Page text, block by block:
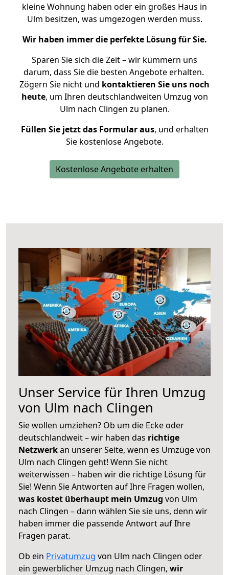
kleine Wohnung haben oder ein großes Haus in
Ulm besitzen, was umgezogen werden muss.
Wir haben immer die perfekte Lösung für Sie.
Sparen Sie sich die Zeit – wir kümmern uns
darum, dass Sie die besten Angebote erhalten.
Zögern Sie nicht und kontaktieren Sie uns noch
heute, um Ihren deutschlandweiten Umzug von
Ulm nach Clingen zu planen.
Füllen Sie jetzt das Formular aus, und erhalten
Sie kostenlose Angebote.
Kostenlose Angebote erhalten
Unser Service für Ihren Umzug
von Ulm nach Clingen
Sie wollen umziehen? Ob um die Ecke oder
deutschlandweit – wir haben das richtige
Netzwerkan unserer Seite, wenn es Umzüge von
Ulm nach Clingen geht! Wenn Sie nicht
weiterwissen – haben wir die richtige Lösung für
Sie! Wenn Sie Antworten auf Ihre Fragen wollen,
was kostet überhaupt mein Umzug von Ulm
nach Clingen – dann wählen Sie sie uns, denn wir
haben immer die passende Antwort auf Ihre
Fragen parat.
Ob ein Privatumzug von Ulm nach Clingen oder
ein gewerblicher Umzug nach Clingen, wir